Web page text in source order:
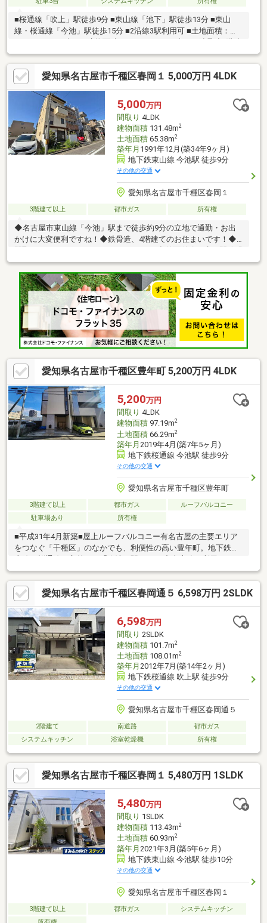
■桜通線「吹上」駅徒歩9分 ■東山線「池下」駅徒歩13分 ■東山
線・桜通線「今池」駅徒歩15分 ■2沿線3駅利用可 ■土地面積：
■駐車スペース4台分有（車種による）■角地 ■平坦地■北側間口
約8.2ｍ、西側間口約7.0ｍ～ライフインフォメーション～・立春
岡小学校：約360m(徒歩：5分)・立若水中学校：約2010m(徒歩：
26分)・サンエース春岡店：約460m(徒歩：6分)・ナフコトミダ春
岡店：約610m(徒歩：8分)・ファミリーマート千種春岡二丁目
店：約320m(徒歩：4分)
愛知県名古屋市千種区春岡１ 5,000万円 4LDK
5,000万円
間取り 4LDK
建物面積131.48m2
土地面積65.38m2
築年月 1991年12月(築34年9ヶ月)
地下鉄東山線 今池駅 徒歩9分
その他の交通
愛知県名古屋市千種区春岡１
3階建て以上 都市ガス 所有権
◆名古屋市東山線「今池」駅まで徒歩約9分の立地で通勤・お出
かけに大変便利ですね！◆鉄骨造、4階建てのお住まいです！◆
ございます！◆「春岡小学校」まで徒歩約4分の立地、低学年の
お子様も無理なく通学できます◆「若水中学校」まで徒歩約15分
◆お買い物に便利！「サンエース(春岡店)」まで徒歩約2分◆「成
城石井(名古屋セントラルガーデン店)」まで徒歩約7分◆緑豊かな
「千種公園」まで徒歩約14分！休日の楽しみも増えますね！◆是
非、現地をご覧ください！お問い合わせお待ちしております！
愛知県名古屋市千種区豊年町 5,200万円 4LDK
5,200万円
間取り 4LDK
建物面積97.19m2
土地面積66.29m2
築年月 2019年4月(築7年5ヶ月)
地下鉄桜通線 今池駅 徒歩9分
その他の交通
愛知県名古屋市千種区豊年町
3階建て以上 都市ガス
ルーフバルコニー
駐車場あり
所有権
■平成31年4月新築■屋上ルーフバルコニー有名古屋の主要エリア
をつなぐ「千種区」のなかでも、利便性の高い豊年町。地下鉄東
「千種」駅が生活圏内にあり、名古屋駅や栄、さらには豊田・多
治見方面へもスムーズにアクセスできる、交通の要所に位置して
います。徒歩圏内には「マックスバリュ」や「ピアゴ」などのス
ーパー、ドラッグストア、飲食店が充実しており、日々の買い物
に困ることはありません。また、千種区ならではのハイレベルな
教育環境や医療機関も身近に揃っており、ライフステージが変わ
っても長く住み続けられる、成熟した住環境が整っています。
愛知県名古屋市千種区春岡通５ 6,598万円 2SLDK
6,598万円
間取り 2SLDK
建物面積101.7m2
土地面積108.01m2
築年月 2012年7月(築14年2ヶ月)
地下鉄桜通線 吹上駅 徒歩9分
その他の交通
愛知県名古屋市千種区春岡通５
2階建て 南道路
都市ガス
システムキッチン
浴室乾燥機 所有権
愛知県名古屋市千種区春岡１ 5,480万円 1SLDK
5,480万円
間取り 1SLDK
建物面積113.43m2
土地面積60.93m2
築年月 2021年3月(築5年6ヶ月)
地下鉄東山線 今池駅 徒歩10分
その他の交通
愛知県名古屋市千種区春岡１
3階建て以上 都市ガス
システムキッチン